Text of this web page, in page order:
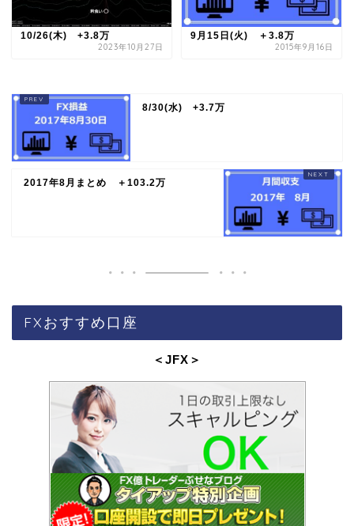
10/26(木) +3.8万
2023年10月27日
9月15日(火) ＋3.8万
2015年9月16日
8/30(水) +3.7万
2017年8月まとめ ＋103.2万
FXおすすめ口座
＜JFX ＞